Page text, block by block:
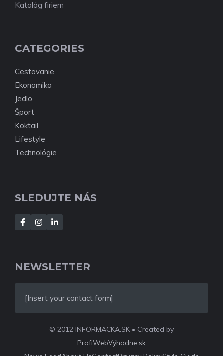
Katalóg firiem
CATEGORIES
Cestovanie
Ekonomika
Jedlo
Šport
Koktail
Lifestyle
Technológie
SLEDUJTE NÁS
NEWSLETTER
[Insert your contact form]
© 2012 INFORMACKA.SK • Created by
ProfiWebVýhodne.sk